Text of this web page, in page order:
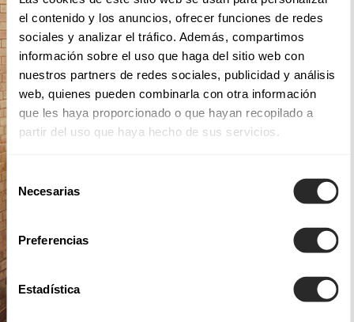
el contenido y los anuncios, ofrecer funciones de redes
sociales y analizar el tráfico. Además, compartimos
información sobre el uso que haga del sitio web con
nuestros partners de redes sociales, publicidad y análisis
web, quienes pueden combinarla con otra información
que les haya proporcionado o que hayan recopilado a
partir del uso que haya hecho de sus servicios.
Selección
de
consentimiento
Necesarias
Preferencias
Estadística